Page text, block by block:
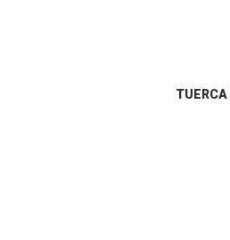
TUERCA